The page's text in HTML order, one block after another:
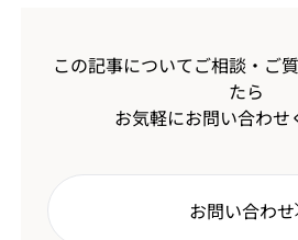
この記事についてご相談・ご
たら
お気軽にお問い合わせ
お問い合わせ